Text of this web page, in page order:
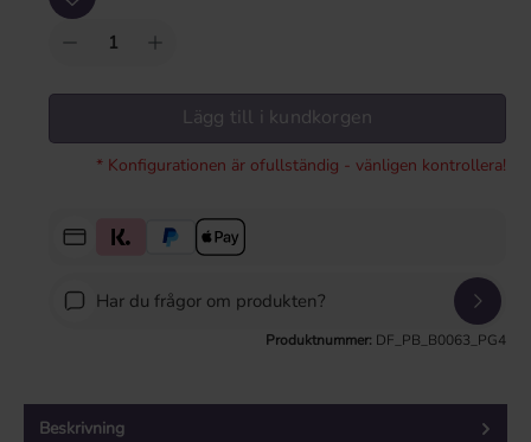
Lägg till i kundkorgen
* Konfigurationen är ofullständig - vänligen kontrollera!
Har du frågor om produkten?
Produktnummer: DF_PB_B0063_PG4
Beskrivning